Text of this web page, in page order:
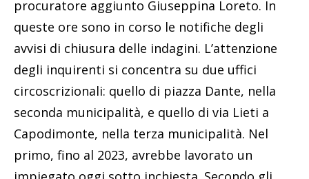
procuratore aggiunto Giuseppina Loreto. In
queste ore sono in corso le notifiche degli
avvisi di chiusura delle indagini. L’attenzione
degli inquirenti si concentra su due uffici
circoscrizionali: quello di piazza Dante, nella
seconda municipalità, e quello di via Lieti a
Capodimonte, nella terza municipalità. Nel
primo, fino al 2023, avrebbe lavorato un